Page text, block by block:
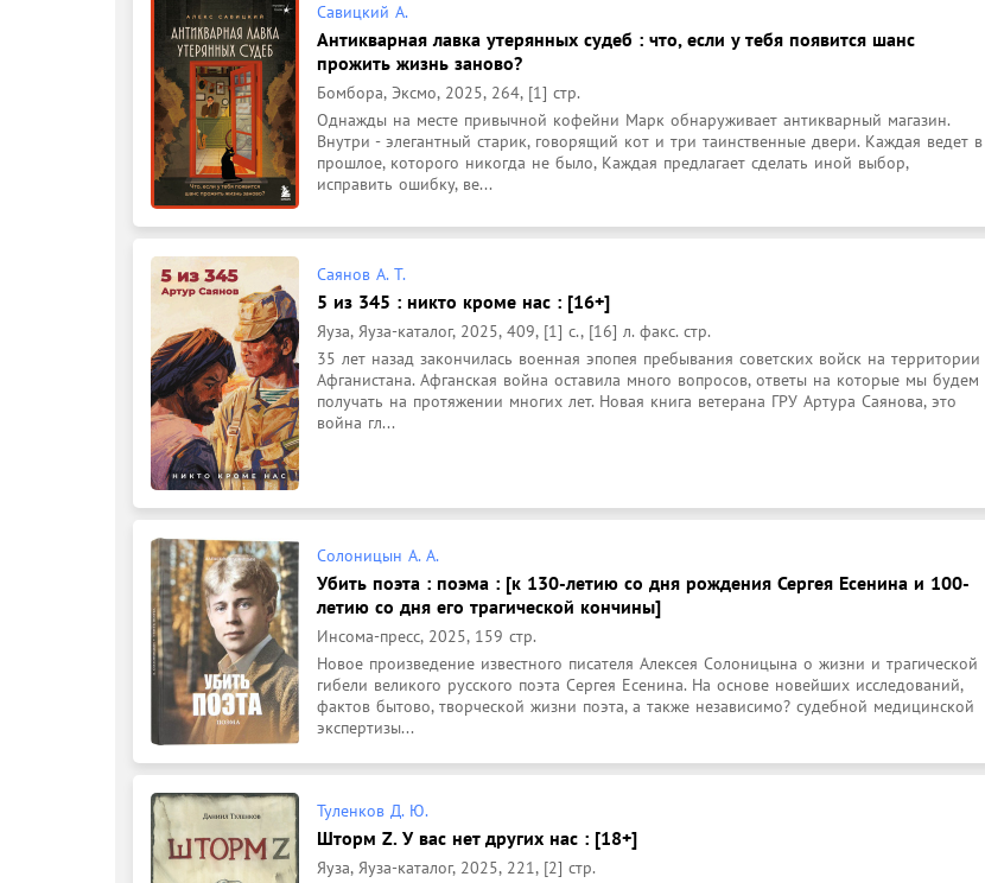
Савицкий А.
Антикварная лавка утерянных судеб : что, если у тебя появится шанс
прожить жизнь заново?
Бомбора, Эксмо, 2025, 264, [1] стр.
Однажды на месте привычной кофейни Марк обнаруживает антикварный магазин.
Внутри - элегантный старик, говорящий кот и три таинственные двери. Каждая ведет в
прошлое, которого никогда не было, Каждая предлагает сделать иной выбор,
исправить ошибку, ве...
Саянов А. Т.
5 из 345 : никто кроме нас : [16+]
Яуза, Яуза-каталог, 2025, 409, [1] с., [16] л. факс. стр.
35 лет назад закончилась военная эпопея пребывания советских войск на территории
Афганистана. Афганская война оставила много вопросов, ответы на которые мы будем
получать на протяжении многих лет. Новая книга ветерана ГРУ Артура Саянова, это
война гл...
Солоницын А. А.
Убить поэта : поэма : [к 130-летию со дня рождения Сергея Есенина и 100-
летию со дня его трагической кончины]
Инсома-пресс, 2025, 159 стр.
Новое произведение известного писателя Алексея Солоницына о жизни и трагической
гибели великого русского поэта Сергея Есенина. На основе новейших исследований,
фактов бытово, творческой жизни поэта, а также независимо? судебной медицинской
экспертизы...
Туленков Д. Ю.
Шторм Z. У вас нет других нас : [18+]
Яуза, Яуза-каталог, 2025, 221, [2] стр.